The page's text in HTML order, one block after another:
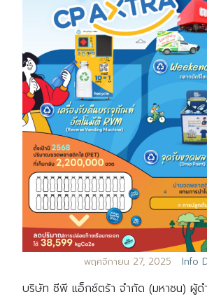
พฤศจิกายน 27, 2025 Info
บริษัท ซีพี แอ็กซ์ตร้า จำกัด (มหาชน) ผู้ด